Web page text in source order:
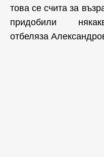
това се счита за
придобили
отбеляза